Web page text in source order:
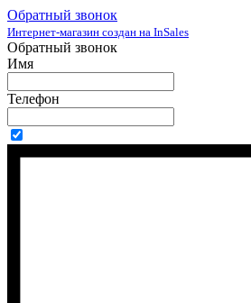
Обратный звонок
Интернет-магазин создан на InSales
Обратный звонок
Имя
Телефон